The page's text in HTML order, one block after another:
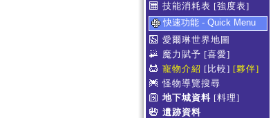
技能消耗表 [強度表]
快速功能 - Quick Menu
愛爾琳世界地圖
魔力賦予 [喜愛]
寵物介紹 [比較] [夥伴]
怪物導覽搜尋
地下城資料 [料理]
遺跡資料